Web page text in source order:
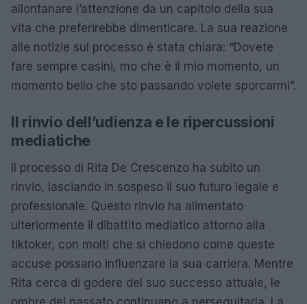
allontanare l’attenzione da un capitolo della sua
vita che preferirebbe dimenticare. La sua reazione
alle notizie sul processo è stata chiara: “Dovete
fare sempre casini, mo che è il mio momento, un
momento bello che sto passando volete sporcarmi”.
Il rinvio dell’udienza e le ripercussioni
mediatiche
Il processo di Rita De Crescenzo ha subito un
rinvio, lasciando in sospeso il suo futuro legale e
professionale. Questo rinvio ha alimentato
ulteriormente il dibattito mediatico attorno alla
tiktoker, con molti che si chiedono come queste
accuse possano influenzare la sua carriera. Mentre
Rita cerca di godere del suo successo attuale, le